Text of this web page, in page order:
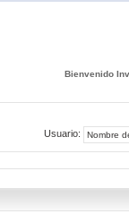
Bienvenido
Usuario: